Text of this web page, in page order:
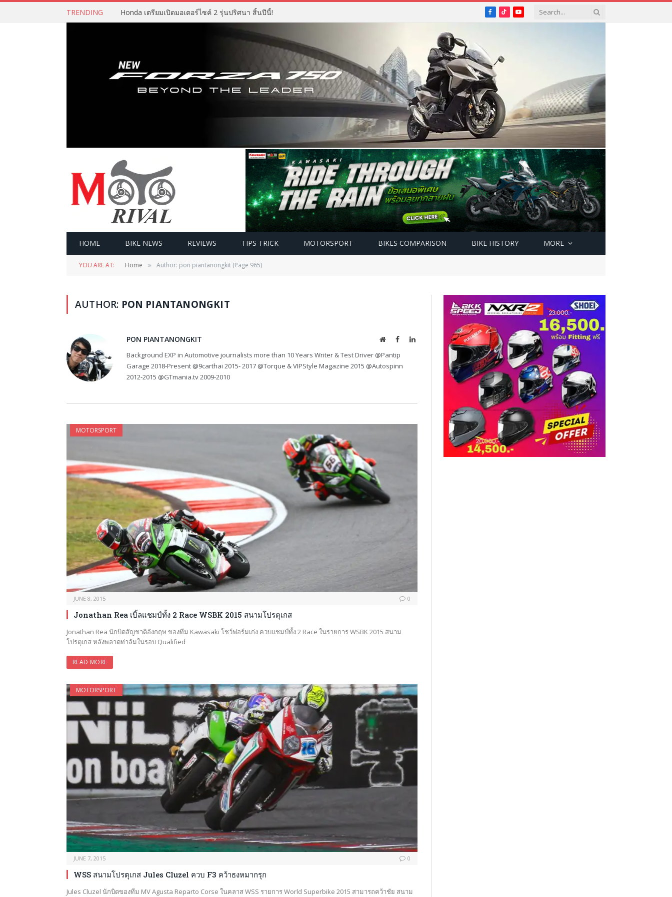
TRENDING Honda เตรียมเปิดมอเตอร์ไซค์ 2 รุ่นปริศนา สิ้นปีนี้! Facebook
TikTokYouTube
HOME BIKE NEWS REVIEWS TIPS TRICK MOTORSPORT BIKES COMPARISON BIKE HISTORY MORE
YOU ARE AT: Home » Author: pon piantanongkit (Page 965)
AUTHOR: PON PIANTANONGKIT
PON PIANTANONGKIT WebsiteFacebookLinkedIn
Background EXP in Automotive journalists more than 10 Years Writer & Test Driver @Pantip
Garage 2018-Present @9carthai 2015- 2017 @Torque & VIPStyle Magazine 2015 @Autospinn
2012-2015 @GTmania.tv 2009-2010
MOTORSPORT
JUNE 8, 2015 0
Jonathan Rea เบิ้ลแชมป์ทั้ง 2 Race WSBK 2015 สนามโปรตุเกส
Jonathan Rea นักบิดสัญชาติอังกฤษ ของทีม Kawasaki โชว์ฟอร์มเก่ง ควบแชมป์ทั้ง 2 Race ในรายการ WSBK 2015 สนาม
โปรตุเกส หลังพลาดท่าล้มในรอบ Qualified
READ MORE
MOTORSPORT
JUNE 7, 2015 0
WSS สนามโปรตุเกส Jules Cluzel ควบ F3 คว้าธงหมากรุก
Jules Cluzel นักบิดของทีม MV Agusta Reparto Corse ในคลาส WSS รายการ World Superbike 2015 สามารถคว้าชัย สนาม